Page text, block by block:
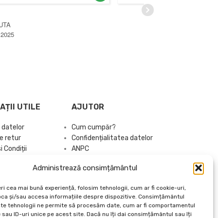
Administrează consimțământul
cea mai bună experiență, folosim tehnologii, cum ar fi cookie-uri,
și/sau accesa informațiile despre dispozitive. Consimțământul
tehnologii ne permite să procesăm date, cum ar fi comportamentul
ID-uri unice pe acest site. Dacă nu îți dai consimțământul sau îți
GEORGIANA SORINA CEACARU
NOIEMBRIE 3, 2024
UTILE
retur
Condiții
AJUTOR
Cum cumpăr?
Confidențialitatea datelor
ANPC
Brand Kit
Catalog 2026